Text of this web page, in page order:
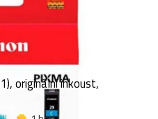
originální inkoust,